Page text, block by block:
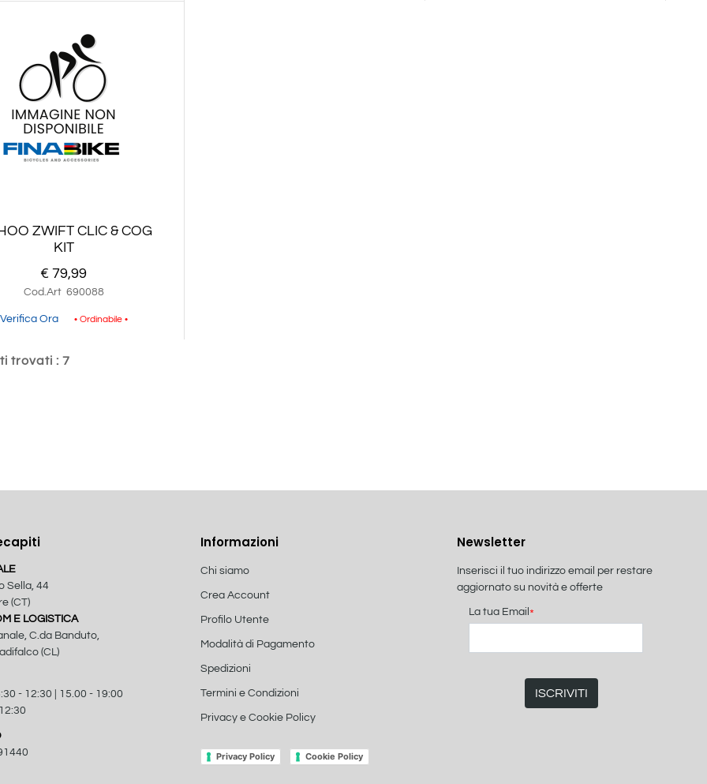
ZWIFT CLIC & COG
KIT
€ 79,99
Cod.Art 690088
Verifica Ora • Ordinabile •
trovati : 7
Sella, 44
(CT)
E LOGISTICA
C.da Banduto,
(CL)
- 12:30 | 15.00 - 19:00
Informazioni
Chi siamo
Crea Account
Profilo Utente
Modalità di Pagamento
Spedizioni
Termini e Condizioni
Privacy e Cookie Policy
Privacy Policy Cookie Policy
Newsletter
Inserisci il tuo indirizzo email per restare
aggiornato su novità e offerte
La tua Email *